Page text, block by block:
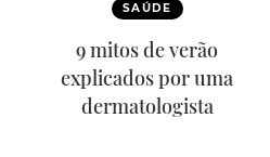
SAÚDE
9 mitos de verão
explicados por uma
dermatologista